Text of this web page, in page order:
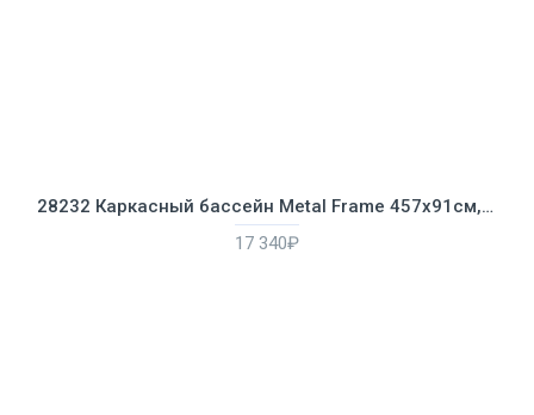
28232 Каркасный бассейн Metal Frame 457х91см, фильтр-насос 220В, лестница, настил, тент
17 340₽